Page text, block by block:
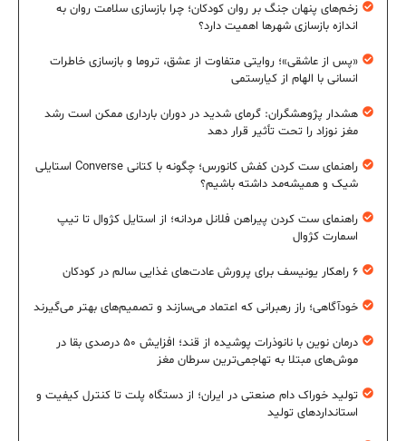
زخم‌های پنهان جنگ بر روان کودکان؛ چرا بازسازی سلامت روان به
اندازه بازسازی شهرها اهمیت دارد؟
«پس از عاشقی»؛ روایتی متفاوت از عشق، تروما و بازسازی خاطرات
انسانی با الهام از کیارستمی
هشدار پژوهشگران: گرمای شدید در دوران بارداری ممکن است رشد
مغز نوزاد را تحت تأثیر قرار دهد
راهنمای ست کردن کفش کانورس؛ چگونه با کتانی Converse استایلی
شیک و همیشه‌مد داشته باشیم؟
راهنمای ست کردن پیراهن فلانل مردانه؛ از استایل کژوال تا تیپ
اسمارت کژوال
۶ راهکار یونیسف برای پرورش عادت‌های غذایی سالم در کودکان
خودآگاهی؛ راز رهبرانی که اعتماد می‌سازند و تصمیم‌های بهتر می‌گیرند
درمان نوین با نانوذرات پوشیده از قند؛ افزایش ۵۰ درصدی بقا در
موش‌های مبتلا به تهاجمی‌ترین سرطان مغز
تولید خوراک دام صنعتی در ایران؛ از دستگاه پلت تا کنترل کیفیت و
استانداردهای تولید